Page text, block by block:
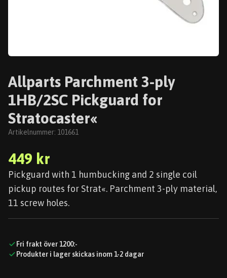
Allparts Parchment 3-ply
1HB/2SC Pickguard for
Stratocaster«
Artikelnummer: 101661
449 kr
Pickguard with 1 humbucking and 2 single coil
pickup routes for Strat«. Parchment 3-ply material,
11 screw holes.
Fri frakt över 1200:-
Produkter i lager skickas inom 1-2 dagar